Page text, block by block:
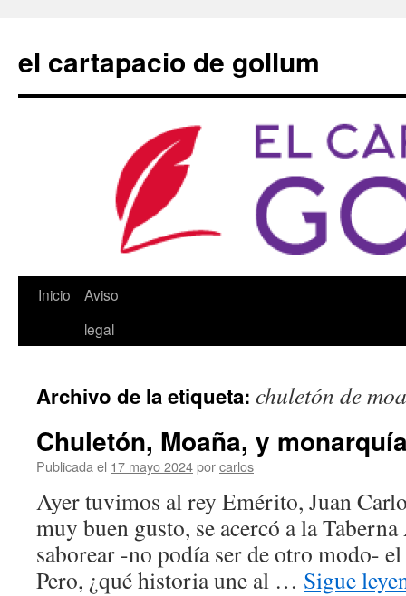
contenido
el cartapacio de gollum
Inicio
Aviso
legal
Archivo de la etiqueta: chuletón de
Chuletón, Moaña, y
Publicada el 17 mayo 2024porcarlos
Ayer tuvimos al rey Emérito, Juan
muy buen gusto, se acercó a la
saborear -no podía ser de otro modo-
Pero, ¿qué historia une al … Sigue